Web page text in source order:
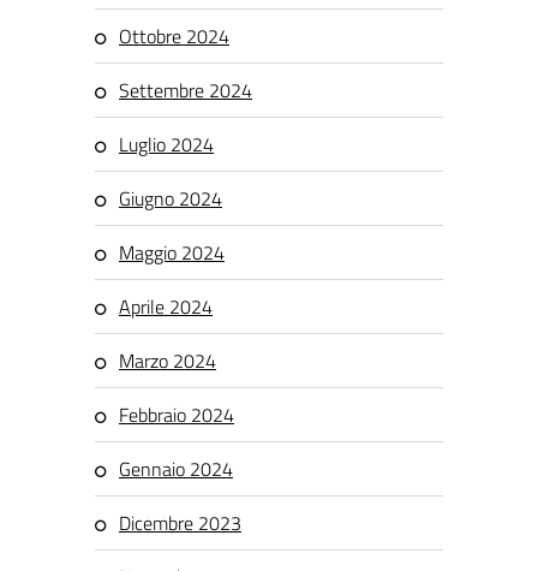
Ottobre 2024
Settembre 2024
Luglio 2024
Giugno 2024
Maggio 2024
Aprile 2024
Marzo 2024
Febbraio 2024
Gennaio 2024
Dicembre 2023